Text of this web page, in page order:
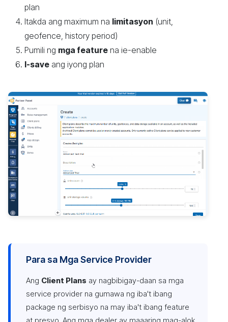
plan
Itakda ang maximum na limitasyon (unit,
geofence, history period)
Pumili ng mga feature na ie-enable
I-save ang iyong plan
Para sa Mga Service Provider
Ang Client Plans ay nagbibigay-daan sa mga
service provider na gumawa ng iba't ibang
package ng serbisyo na may iba't ibang feature